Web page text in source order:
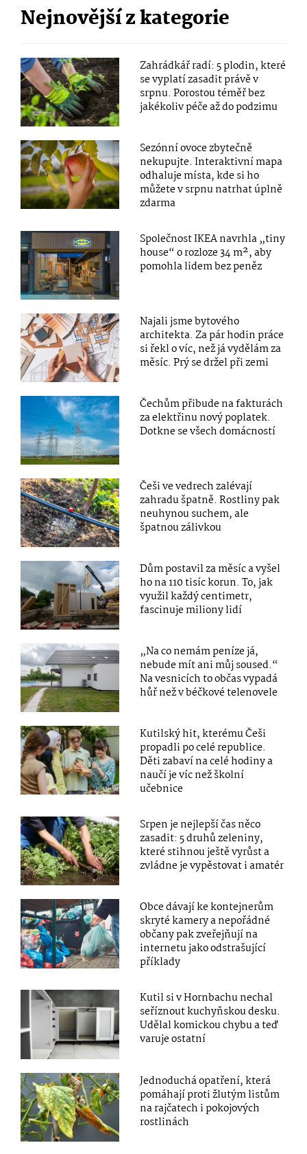
Nejnovější z kategorie
Zahrádkář radí: 5 plodin, které
se vyplatí zasadit právě v
srpnu. Porostou téměř bez
jakékoliv péče až do podzimu
Sezónní ovoce zbytečně
nekupujte. Interaktivní mapa
odhaluje místa, kde si ho
můžete v srpnu natrhat úplně
zdarma
Společnost IKEA navrhla „tiny
house“ o rozloze 34 m², aby
pomohla lidem bez peněz
Najali jsme bytového
architekta. Za pár hodin práce
si řekl o víc, než já vydělám za
měsíc. Prý se držel při zemi
Čechům přibude na fakturách
za elektřinu nový poplatek.
Dotkne se všech domácností
Češi ve vedrech zalévají
zahradu špatně. Rostliny pak
neuhynou suchem, ale
špatnou zálivkou
Dům postavil za měsíc a vyšel
ho na 110 tisíc korun. To, jak
využil každý centimetr,
fascinuje miliony lidí
„Na co nemám peníze já,
nebude mít ani můj soused.“
Na vesnicích to občas vypadá
hůř než v béčkové telenovele
Kutilský hit, kterému Češi
propadli po celé republice.
Děti zabaví na celé hodiny a
naučí je víc než školní
učebnice
Srpen je nejlepší čas něco
zasadit: 5 druhů zeleniny,
které stihnou ještě vyrůst a
zvládne je vypěstovat i amatér
Obce dávají ke kontejnerům
skryté kamery a nepořádné
občany pak zveřejňují na
internetu jako odstrašující
příklady
Kutil si v Hornbachu nechal
seříznout kuchyňskou desku.
Udělal komickou chybu a teď
varuje ostatní
Jednoduchá opatření, která
pomáhají proti žlutým listům
na rajčatech i pokojových
rostlinách